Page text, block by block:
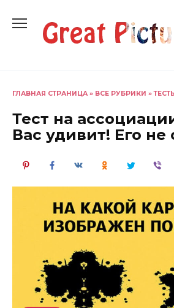
содержанию
ГЛАВНАЯ СТРАНИЦА » ВСЕ РУБРИКИ »
Тест на
Вас удивит! Его не